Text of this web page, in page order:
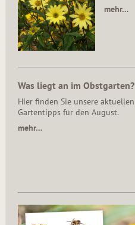
mehr…
Was liegt an im Obstgarten?
Hier finden Sie unsere aktuellen
Gartentipps für den August.
mehr…